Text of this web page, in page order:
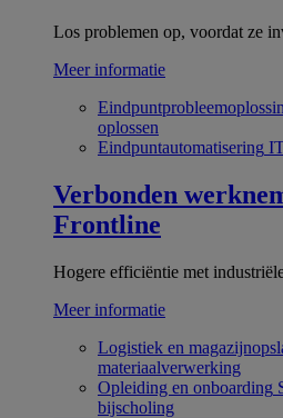
Los problemen op, voordat ze
Meer informatie
oplossen
Eindpuntautomatisering
Verbonden
Frontline
Hogere efficiëntie met
Meer informatie
Logistiek en
materiaalverwerking
Opleiding en onboarding
bijscholing